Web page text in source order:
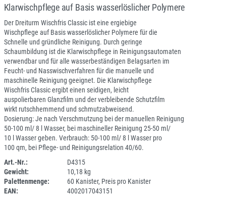
Klarwischpflege auf Basis wasserlöslicher Polymere
Der Dreiturm Wischfris Classic ist eine ergiebige
Wischpflege auf Basis wasserlöslicher Polymere für die
Schnelle und gründliche Reinigung. Durch geringe
Schaumbildung ist die Klarwischpflege in Reinigungsautomaten
verwendbar und für alle wasserbeständigen Belagsarten im
Feucht- und Nasswischverfahren für die manuelle und
maschinelle Reinigung geeignet. Die Klarwischpflege
Wischfris Classic ergibt einen seidigen, leicht
auspolierbaren Glanzfilm und der verbleibende Schutzfilm
wirkt rutschhemmend und schmutzabweisend.
Dosierung: Je nach Verschmutzung bei der manuellen Reinigung
50-100 ml/ 8 l Wasser, bei maschineller Reinigung 25-50 ml/
10 l Wasser geben. Verbrauch: 50-100 ml/ 8 l Wasser pro
100 qm, bei Pflege- und Reinigungsrelation 40/60.
Art.-Nr.:
D4315
Gewicht:
10,18 kg
Palettenmenge:
60 Kanister, Preis pro Kanister
EAN:
4002017043151